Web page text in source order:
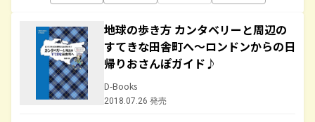
地球の歩き方 カンタベリーと周辺の
すてきな田舎町へ～ロンドンからの日
帰りおさんぽガイド♪
D-Books
2018.07.26 発売